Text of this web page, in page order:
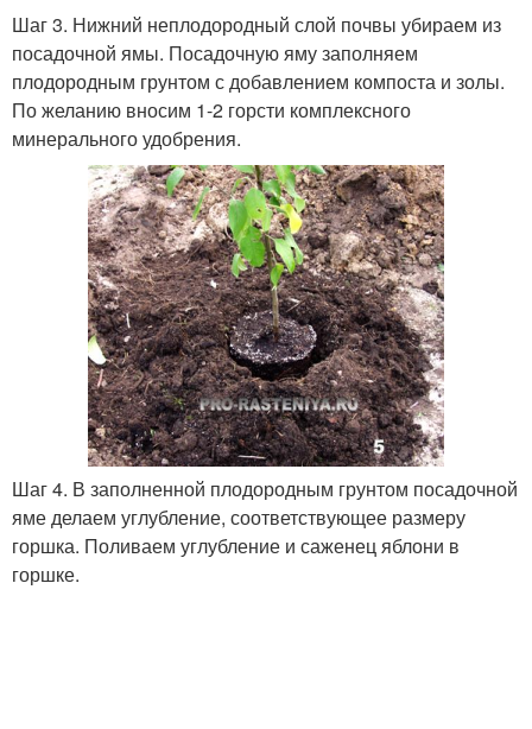
Шаг 3. Нижний неплодородный слой почвы убираем из
посадочной ямы. Посадочную яму заполняем
плодородным грунтом с добавлением компоста и золы.
По желанию вносим 1-2 горсти комплексного
минерального удобрения.
Шаг 4. В заполненной плодородным грунтом посадочной
яме делаем углубление, соответствующее размеру
горшка. Поливаем углубление и саженец яблони в
горшке.